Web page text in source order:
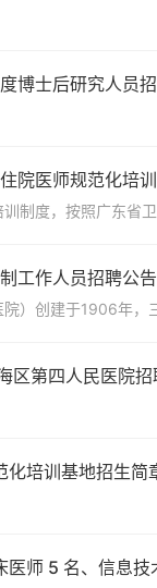
博士后研究人员
院医师规范化培
工作人员招聘公告
）创建于1906年，
区第四人民医院
化培训基地招生简
师 5 名、信息技